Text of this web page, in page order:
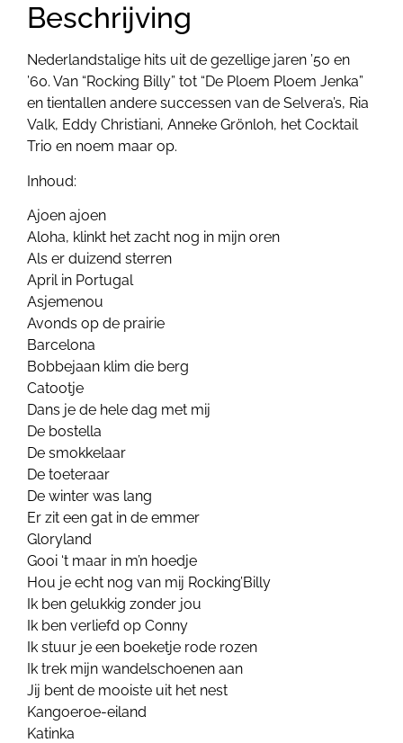
Beschrijving
Nederlandstalige hits uit de gezellige jaren ’50 en
’60. Van “Rocking Billy” tot “De Ploem Ploem Jenka”
en tientallen andere successen van de Selvera’s, Ria
Valk, Eddy Christiani, Anneke Grönloh, het Cocktail
Trio en noem maar op.
Inhoud:
Ajoen ajoen
Aloha, klinkt het zacht nog in mijn oren
Als er duizend sterren
April in Portugal
Asjemenou
Avonds op de prairie
Barcelona
Bobbejaan klim die berg
Catootje
Dans je de hele dag met mij
De bostella
De smokkelaar
De toeteraar
De winter was lang
Er zit een gat in de emmer
Gloryland
Gooi ‘t maar in m’n hoedje
Hou je echt nog van mij Rocking’Billy
Ik ben gelukkig zonder jou
Ik ben verliefd op Conny
Ik stuur je een boeketje rode rozen
Ik trek mijn wandelschoenen aan
Jij bent de mooiste uit het nest
Kangoeroe-eiland
Katinka